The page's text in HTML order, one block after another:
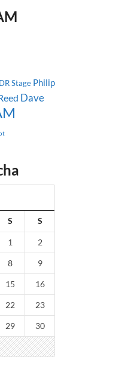
Stage Philip
Dave
S S
1 2
8 9
15 16
22 23
29 30